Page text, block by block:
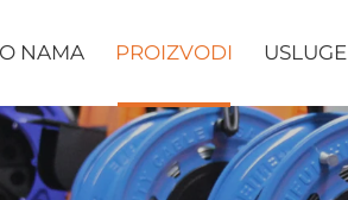
O NAMA PROIZVODI USLUGE